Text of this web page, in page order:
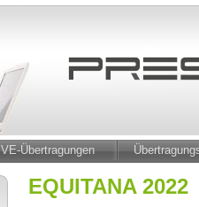
Übertragungen
EQUITANA 2022